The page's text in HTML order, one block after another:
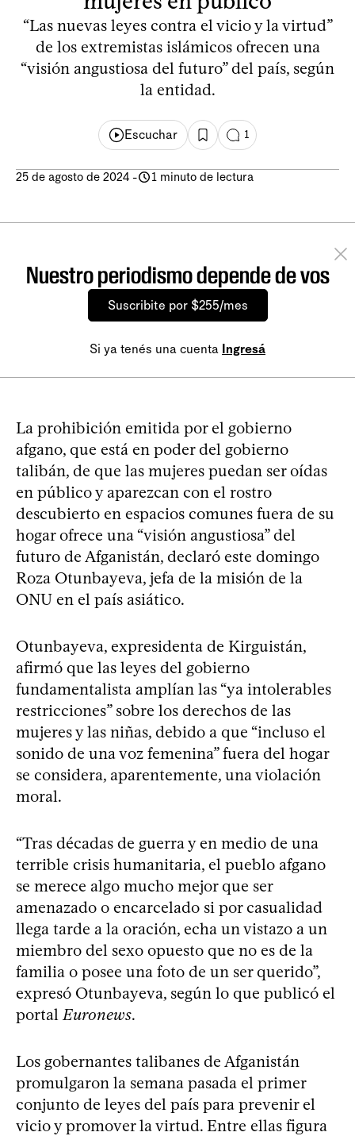
“Las nuevas leyes contra el vicio y la virtud”
de los extremistas islámicos ofrecen una
“visión angustiosa del futuro” del país, según
la entidad.
Escuchar 1
25 de agosto de 2024 - 1 minuto de lectura
Nuestro periodismo depende de vos
Suscribite por $255/mes
Si ya tenés una cuenta Ingresá
La prohibición emitida por el gobierno
afgano, que está en poder del gobierno
talibán, de que las mujeres puedan ser oídas
en público y aparezcan con el rostro
descubierto en espacios comunes fuera de su
hogar ofrece una “visión angustiosa” del
futuro de Afganistán, declaró este domingo
Roza Otunbayeva, jefa de la misión de la
ONU en el país asiático.
Otunbayeva, expresidenta de Kirguistán,
afirmó que las leyes del gobierno
fundamentalista amplían las “ya intolerables
restricciones” sobre los derechos de las
mujeres y las niñas, debido a que “incluso el
sonido de una voz femenina” fuera del hogar
se considera, aparentemente, una violación
moral.
“Tras décadas de guerra y en medio de una
terrible crisis humanitaria, el pueblo afgano
se merece algo mucho mejor que ser
amenazado o encarcelado si por casualidad
llega tarde a la oración, echa un vistazo a un
miembro del sexo opuesto que no es de la
familia o posee una foto de un ser querido”,
expresó Otunbayeva, según lo que publicó el
portal Euronews.
Los gobernantes talibanes de Afganistán
promulgaron la semana pasada el primer
conjunto de leyes del país para prevenir el
vicio y promover la virtud. Entre ellas figura